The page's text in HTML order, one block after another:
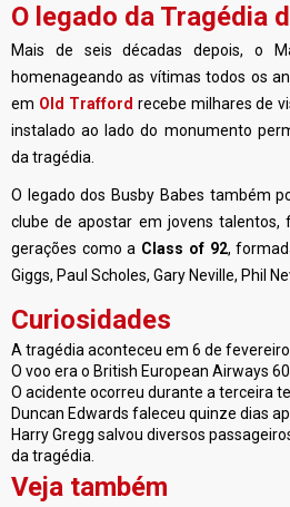
O legado da Tragédia
Mais de seis décadas depois, o
homenageando as vítimas todos os
em Old Trafford recebe milhares de
instalado ao lado do monumento
da tragédia.
O legado dos Busby Babes também
clube de apostar em jovens talentos,
gerações como a Class of 92,
Giggs, Paul Scholes, Gary Neville, Phil
Curiosidades
A tragédia aconteceu em 6 de fevereiro
O voo era o British European Airways
O acidente ocorreu durante a terceira
Duncan Edwards faleceu quinze dias
Harry Gregg salvou diversos
da tragédia.
Veja também